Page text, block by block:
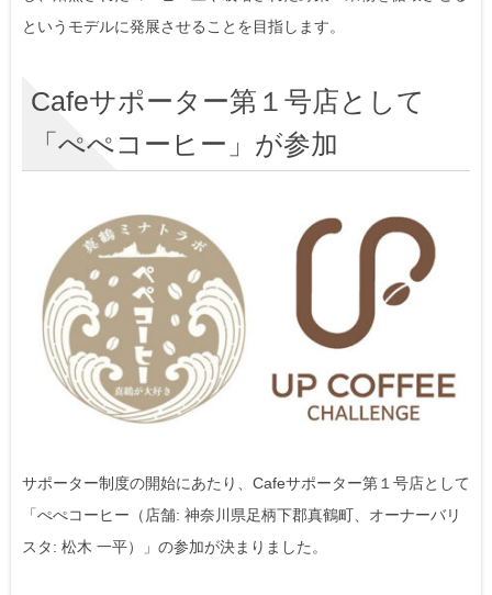
というモデルに発展させることを目指します。
Cafeサポーター第１号店として
「ぺぺコーヒー」が参加
サポーター制度の開始にあたり、Cafeサポーター第１号店として
「ぺぺコーヒー（店舗: 神奈川県足柄下郡真鶴町、オーナーバリ
スタ: 松木 一平）」の参加が決まりました。